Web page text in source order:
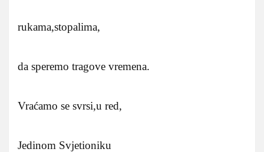
rukama,stopalima,
da speremo tragove vremena.
Vraćamo se svrsi,u red,
Jedinom Svjetioniku